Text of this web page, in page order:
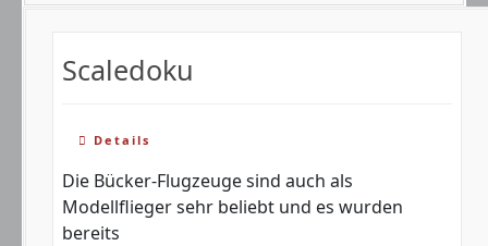
Scaledoku
Details
Die Bücker-Flugzeuge sind auch als
Modellflieger sehr beliebt und es wurden
bereits